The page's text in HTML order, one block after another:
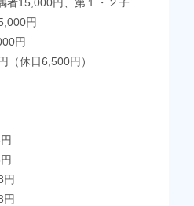
円
円
（休日6,500円）